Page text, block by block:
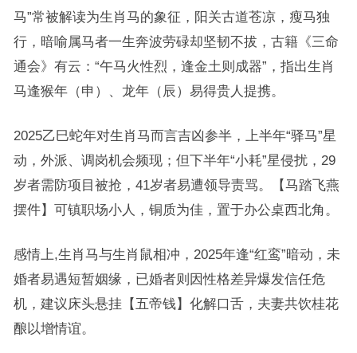
马”常被解读为生肖马的象征，阳关古道苍凉，瘦马独
行，暗喻属马者一生奔波劳碌却坚韧不拔，古籍《三命
通会》有云：“午马火性烈，逢金土则成器”，指出生肖
马逢猴年（申）、龙年（辰）易得贵人提携。
2025乙巳蛇年对生肖马而言吉凶参半，上半年“驿马”星
动，外派、调岗机会频现；但下半年“小耗”星侵扰，29
岁者需防项目被抢，41岁者易遭领导责骂。【马踏飞燕
摆件】可镇职场小人，铜质为佳，置于办公桌西北角。
感情上,生肖马与生肖鼠相冲，2025年逢“红鸾”暗动，未
婚者易遇短暂姻缘，已婚者则因性格差异爆发信任危
机，建议床头悬挂【五帝钱】化解口舌，夫妻共饮桂花
酿以增情谊。